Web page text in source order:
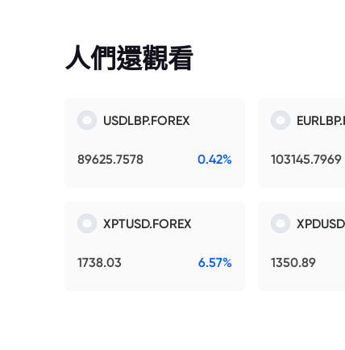
人們還觀看
USDLBP.FOREX
89625.7578 0.42% 103145.7969
XPTUSD.FOREX
1738.03 6.57% 1350.89